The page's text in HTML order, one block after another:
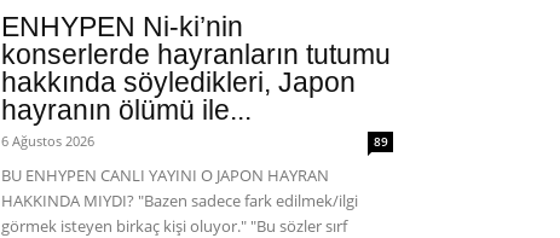
ENHYPEN Ni-ki’nin
konserlerde hayranların tutumu
hakkında söyledikleri, Japon
hayranın ölümü ile...
6 Ağustos 2026 89
BU ENHYPEN CANLI YAYINI O JAPON HAYRAN
HAKKINDA MIYDI? "Bazen sadece fark edilmek/ilgi
görmek isteyen birkaç kişi oluyor." "Bu sözler sırf